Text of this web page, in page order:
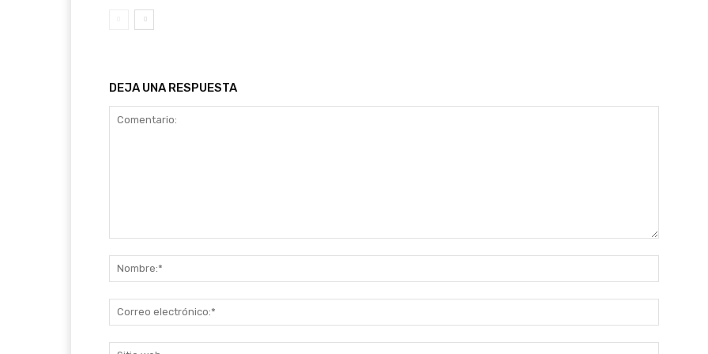
DEJA UNA RESPUESTA